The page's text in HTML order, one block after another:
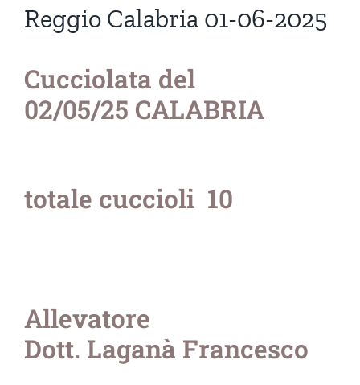
Reggio Calabria 01-06-2025
Cucciolata del
02/05/25 CALABRIA
totale cuccioli 10
Allevatore
Dott. Laganà Francesco